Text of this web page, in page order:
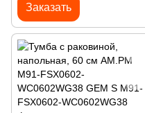
Заказать